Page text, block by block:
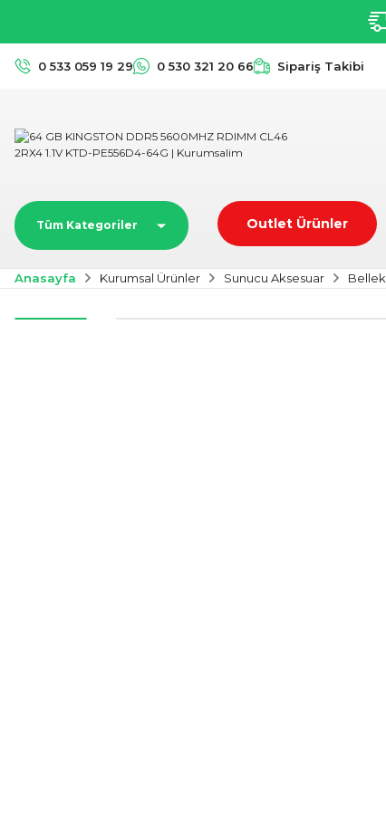
0 533 059 19 29 0 530 321 20 66 Sipariş Takibi
Tüm Kategoriler Outlet Ürünler
Anasayfa Kurumsal Ürünler Sunucu Aksesuar Bellek